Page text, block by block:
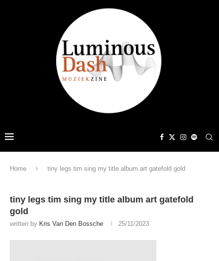
Home tiny legs tim sing my title album art gatefold gold
tiny legs tim sing my title album art gatefold
gold
written by Kris Van Den Bossche 25/11/2023